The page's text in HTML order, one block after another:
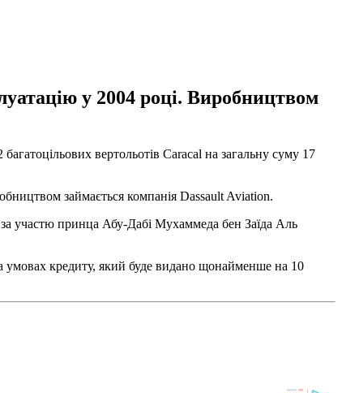
у 2004 році. Виробництвом
вертольотів Caracal на загальну суму 17
займається компанія Dassault Aviation.
участю принца Абу-Дабі Мухаммеда бен Заїда Аль
умовах кредиту, який буде видано щонайменше на 10